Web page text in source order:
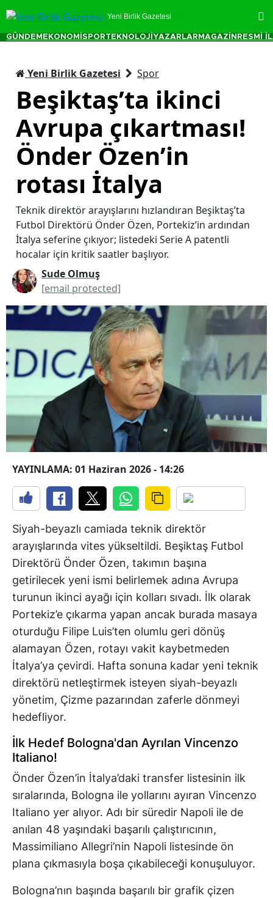
Yeni Birlik Gazetesi
GÜNDEM EKONOMİ SPORTEKNOLOJİ YAZARLAR MAGAZİN RESMİ
Yeni Birlik Gazetesi Spor
Beşiktaş’ta ikinci
Avrupa çıkartması!
Önder Özen’in
rotası İtalya
Teknik direktör arayışlarını hızlandıran Beşiktaş’ta
Futbol Direktörü Önder Özen, Portekiz’in ardından
İtalya seferine çıkıyor; listedeki Serie A patentli
hocalar için kritik saatler başlıyor.
Sude Olmuş
[email protected]
YAYINLAMA: 01 Haziran 2026 - 14:26
Siyah-beyazlı camiada teknik direktör
arayışlarında vites yükseltildi. Beşiktaş Futbol
Direktörü Önder Özen, takımın başına
getirilecek yeni ismi belirlemek adına Avrupa
turunun ikinci ayağı için kolları sıvadı. İlk olarak
Portekiz’e çıkarma yapan ancak burada masaya
oturduğu Filipe Luis’ten olumlu geri dönüş
alamayan Özen, rotayı vakit kaybetmeden
İtalya’ya çevirdi. Hafta sonuna kadar yeni teknik
direktörü netleştirmek isteyen siyah-beyazlı
yönetim, Çizme pazarından zaferle dönmeyi
hedefliyor.
İlk Hedef Bologna'dan Ayrılan Vincenzo
Italiano!
Önder Özen’in İtalya’daki transfer listesinin ilk
sıralarında, Bologna ile yollarını ayıran Vincenzo
Italiano yer alıyor. Adı bir süredir Napoli ile de
anılan 48 yaşındaki başarılı çalıştırıcının,
Massimiliano Allegri’nin Napoli listesinde ön
plana çıkmasıyla boşa çıkabileceği konuşuluyor.
Bologna’nın başında başarılı bir grafik çizen